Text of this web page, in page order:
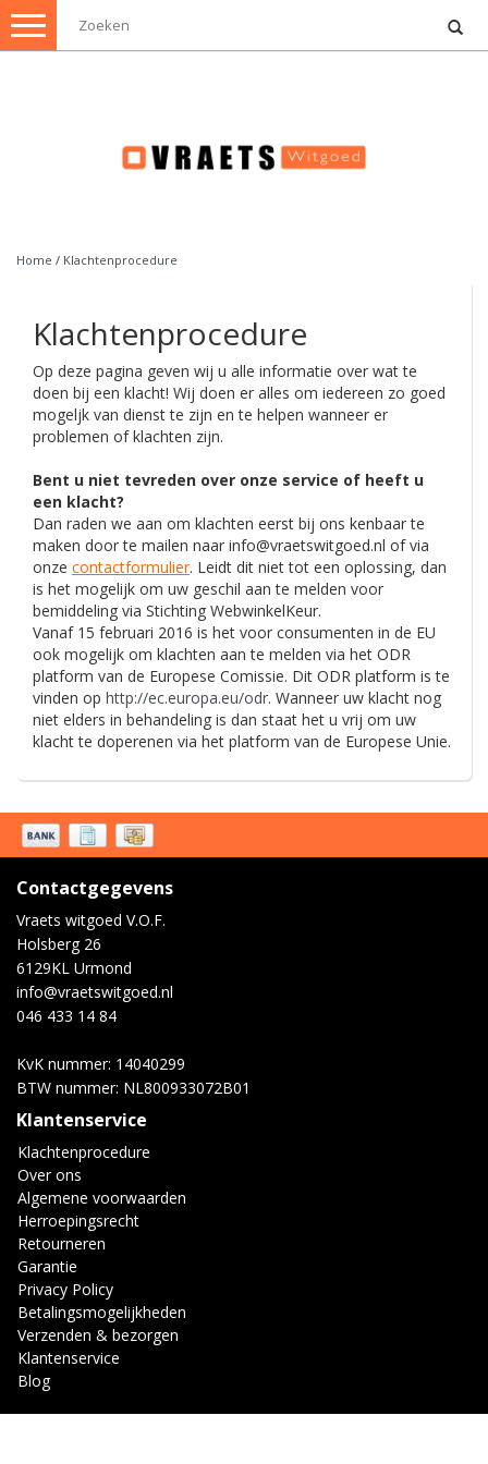
Toggle
navigation
Home / Klachtenprocedure
Klachtenprocedure
Op deze pagina geven wij u alle informatie over wat te
doen bij een klacht! Wij doen er alles om iedereen zo goed
mogeljk van dienst te zijn en te helpen wanneer er
problemen of klachten zijn.
Bent u niet tevreden over onze service of heeft u
een klacht?
Dan raden we aan om klachten eerst bij ons kenbaar te
maken door te mailen naar info@vraetswitgoed.nl of via
onze contactformulier. Leidt dit niet tot een oplossing, dan
is het mogelijk om uw geschil aan te melden voor
bemiddeling via Stichting WebwinkelKeur.
Vanaf 15 februari 2016 is het voor consumenten in de EU
ook mogelijk om klachten aan te melden via het ODR
platform van de Europese Comissie. Dit ODR platform is te
vinden op http://ec.europa.eu/odr. Wanneer uw klacht nog
niet elders in behandeling is dan staat het u vrij om uw
klacht te doperenen via het platform van de Europese Unie.
Contactgegevens
Vraets witgoed V.O.F.
Holsberg 26
6129KL Urmond
info@vraetswitgoed.nl
046 433 14 84
KvK nummer: 14040299
BTW nummer: NL800933072B01
Klantenservice
Klachtenprocedure
Over ons
Algemene voorwaarden
Herroepingsrecht
Retourneren
Garantie
Privacy Policy
Betalingsmogelijkheden
Verzenden & bezorgen
Klantenservice
Blog